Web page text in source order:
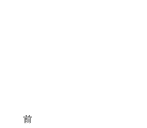
投
前
前